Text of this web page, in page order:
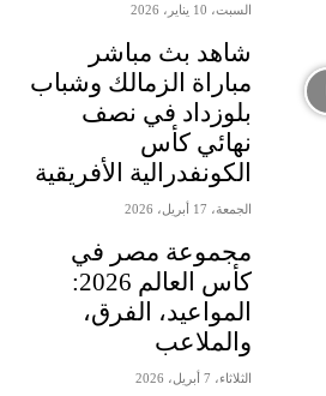
السبت، 10 يناير، 2026
شاهد بث مباشر
مباراة الزمالك وشباب
بلوزداد في نصف
نهائي كأس
الكونفدرالية الأفريقية
الجمعة، 17 أبريل، 2026
مجموعة مصر في
كأس العالم 2026:
المواعيد، الفرق،
والملاعب
الثلاثاء، 7 أبريل، 2026